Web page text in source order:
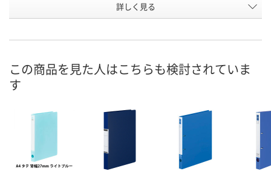
オレンジ オレンジ
号
カゴへ カ
詳しく見る
この商品を見た人はこちらも検討されていま
す